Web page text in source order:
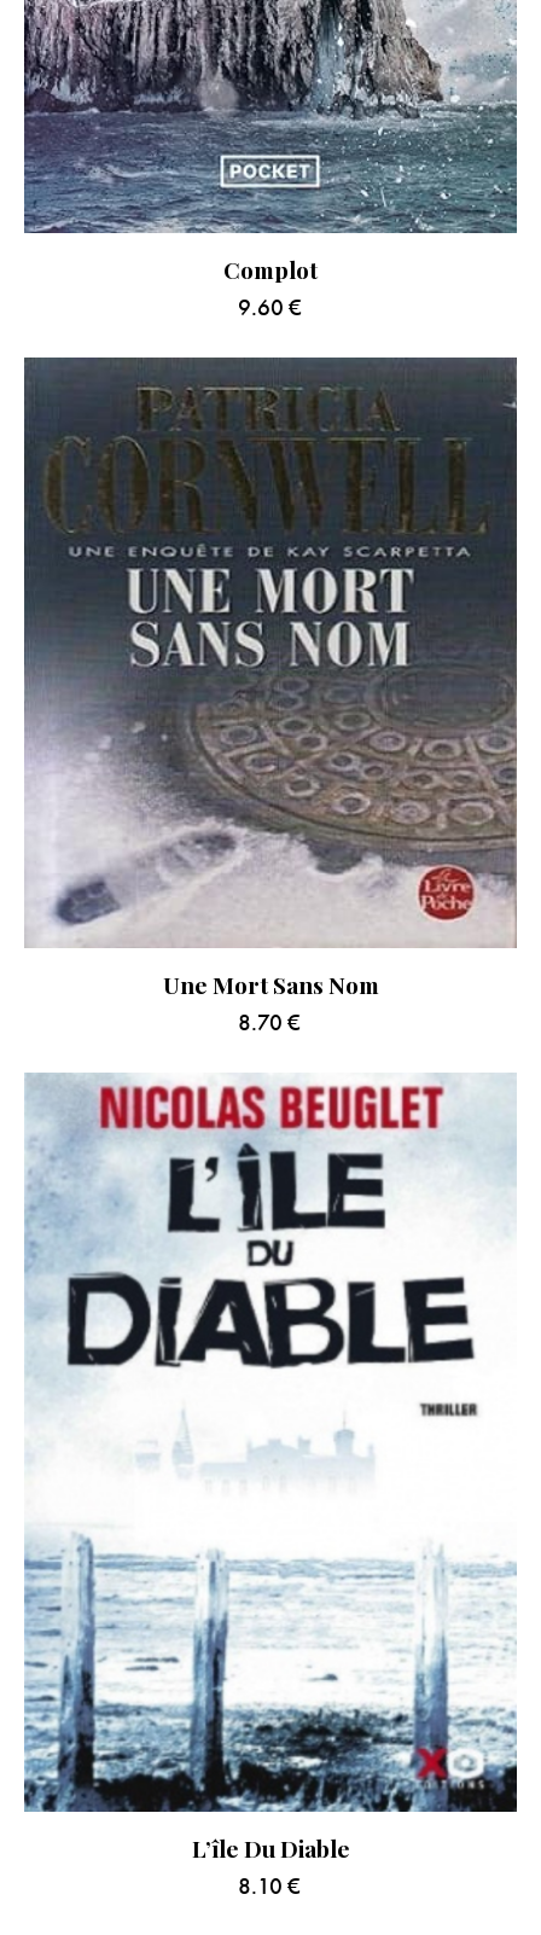
Complot
9.60 €
Une Mort Sans Nom
8.70 €
L’île Du Diable
8.10 €